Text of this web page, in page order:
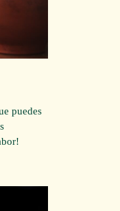
puedes